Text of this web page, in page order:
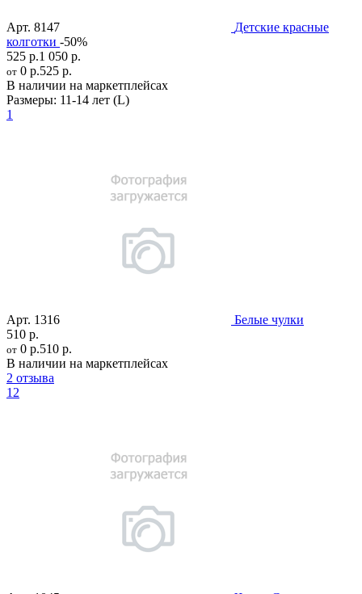
Арт. 8147
Детские красные
колготки -50%
525 р.1 050 р.
от 0 р.525 р.
В наличии на маркетплейсах
Размеры: 11-14 лет (L)
1
Арт. 1316
Белые чулки
510 р.
от 0 р.510 р.
В наличии на маркетплейсах
2 отзыва
12